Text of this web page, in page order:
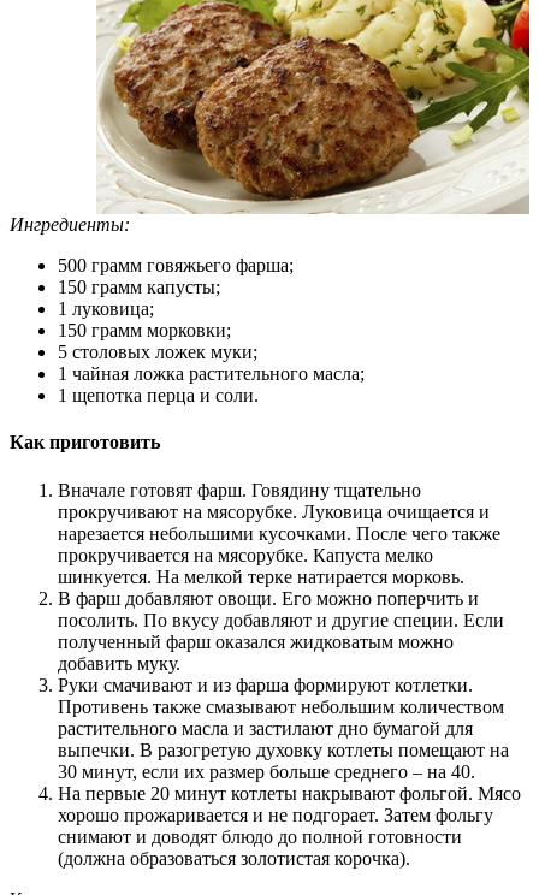
Ингредиенты:
500 грамм говяжьего фарша;
150 грамм капусты;
1 луковица;
150 грамм морковки;
5 столовых ложек муки;
1 чайная ложка растительного масла;
1 щепотка перца и соли.
Как приготовить
Вначале готовят фарш. Говядину тщательно
прокручивают на мясорубке. Луковица очищается и
нарезается небольшими кусочками. После чего также
прокручивается на мясорубке. Капуста мелко
шинкуется. На мелкой терке натирается морковь.
В фарш добавляют овощи. Его можно поперчить и
посолить. По вкусу добавляют и другие специи. Если
полученный фарш оказался жидковатым можно
добавить муку.
Руки смачивают и из фарша формируют котлетки.
Противень также смазывают небольшим количеством
растительного масла и застилают дно бумагой для
выпечки. В разогретую духовку котлеты помещают на
30 минут, если их размер больше среднего – на 40.
На первые 20 минут котлеты накрывают фольгой. Мясо
хорошо прожаривается и не подгорает. Затем фольгу
снимают и доводят блюдо до полной готовности
(должна образоваться золотистая корочка).